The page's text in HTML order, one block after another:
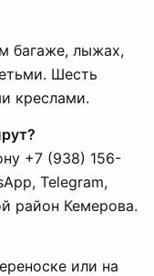
багаже, лыжах,
Шесть
креслами.
+7 (938) 156-
Telegram,
район Кемерова.
или на